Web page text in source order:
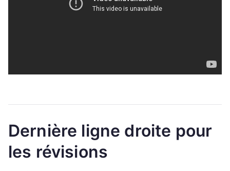
Dernière ligne droite pour
les révisions